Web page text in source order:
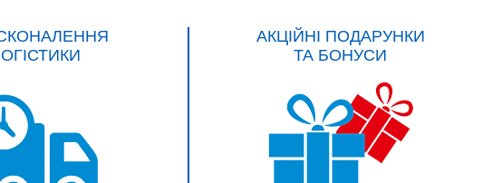
АКЦІЙНІ ПОДАРУНКИ
ТА БОНУСИ